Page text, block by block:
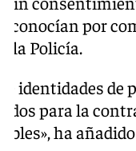
por
la Policía.
identidades
para la
ha